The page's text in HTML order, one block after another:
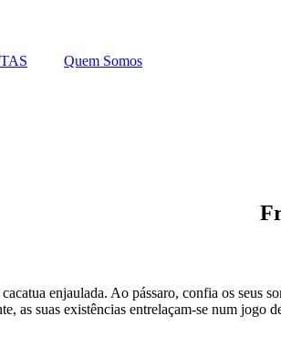
Quem Somos
enjaulada. Ao pássaro, confia os seus
as suas existências entrelaçam-se num jogo